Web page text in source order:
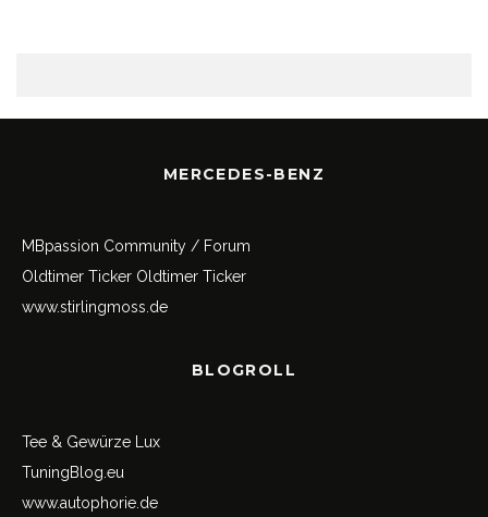
MERCEDES-BENZ
MBpassion Community / Forum
Oldtimer Ticker Oldtimer Ticker
www.stirlingmoss.de
BLOGROLL
Tee & Gewürze Lux
TuningBlog.eu
www.autophorie.de